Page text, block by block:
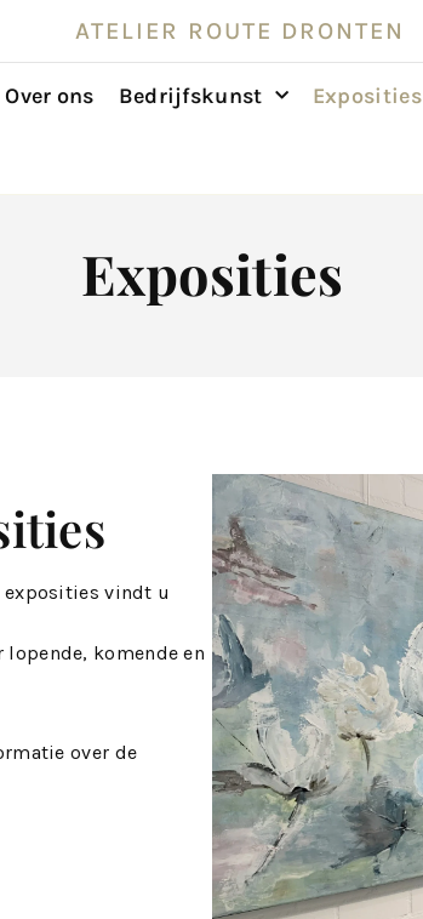
ATELIER ROUTE DRONTEN
Over ons Bedrijfskunst Exposities
Exposities
exposities vindt u
komende en
over de